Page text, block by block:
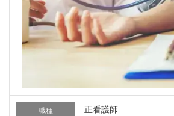
職種 正看護師